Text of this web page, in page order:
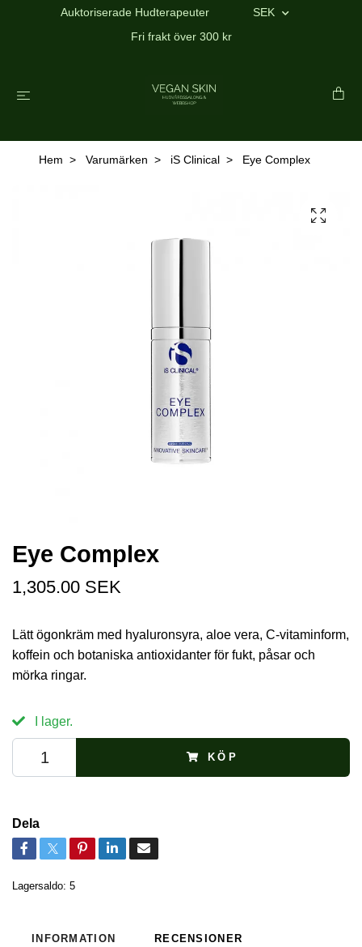
Auktoriserade Hudterapeuter
SEK
Fri frakt över 300 kr
Hem Varumärken iS Clinical Eye Complex
Eye Complex
1,305.00 SEK
Lätt ögonkräm med hyaluronsyra, aloe vera, C-vitaminform,
koffein och botaniska antioxidanter för fukt, påsar och
mörka ringar.
I lager.
KÖP
Dela
Lagersaldo: 5
INFORMATION RECENSIONER